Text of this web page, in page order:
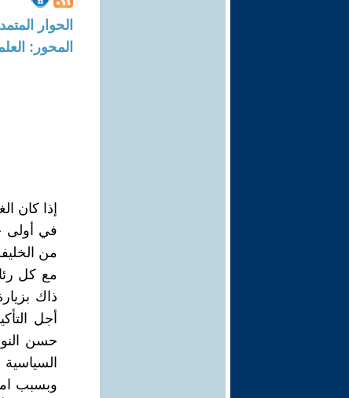
الحوار المتمدن-العدد:
المحور:
إذا كان
في أولى
من
مع كل
ذاك
أجل
حسن
وبسبب